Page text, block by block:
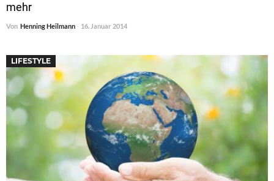
mehr
Von Henning Heilmann 16. Januar 2014
LIFESTYLE